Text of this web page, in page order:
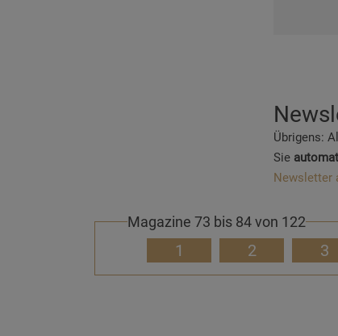
Übrigens:
Sie
Newsletter
Magazine 73 bis 84 von 122
1 2 3